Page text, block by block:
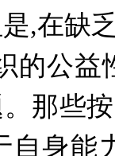
,在缺
的公益
那些
自身能